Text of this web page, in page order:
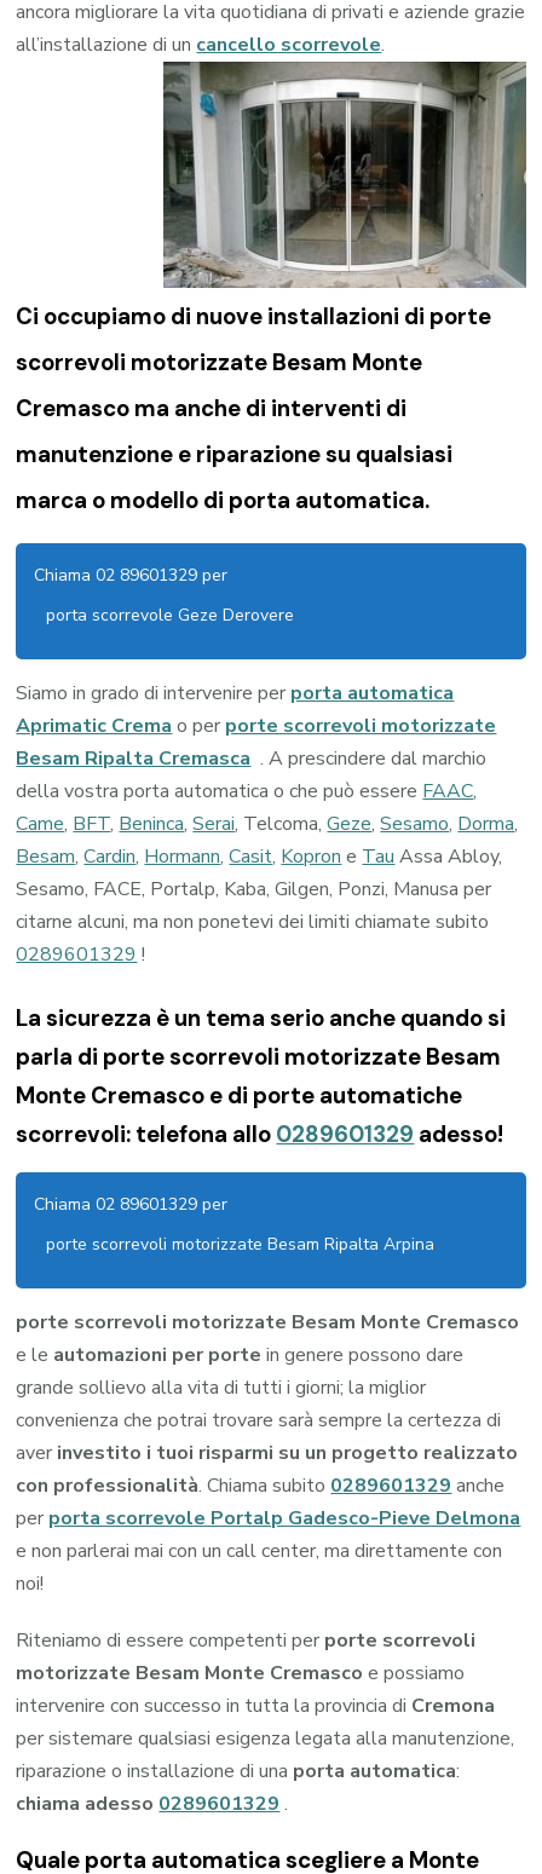
ancora migliorare la vita quotidiana di privati e aziende grazie
all’installazione di un cancello scorrevole.
Ci occupiamo di nuove installazioni di porte
scorrevoli motorizzate Besam Monte
Cremasco ma anche di interventi di
manutenzione e riparazione su qualsiasi
marca o modello di porta automatica.
Chiama 02 89601329 per
porta scorrevole Geze Derovere
Siamo in grado di intervenire per porta automatica
Aprimatic Cremao per porte scorrevoli motorizzate
Besam Ripalta Cremasca . A prescindere dal marchio
della vostra porta automatica o che può essereFAAC,
Came,BFT,Beninca,Serai, Telcoma,Geze,Sesamo,Dorma,
Besam,Cardin,Hormann,Casit,KoproneTauAssa Abloy,
Sesamo, FACE, Portalp, Kaba, Gilgen, Ponzi, Manusa per
citarne alcuni, ma non ponetevi dei limiti chiamate subito
0289601329!
La sicurezza è un tema serio anche quando si
parla di porte scorrevoli motorizzate Besam
Monte Cremasco e di porte automatiche
scorrevoli: telefona allo 0289601329 adesso!
Chiama 02 89601329 per
porte scorrevoli motorizzate Besam Ripalta Arpina
porte scorrevoli motorizzate Besam Monte Cremasco
e le automazioni per portein genere possono dare
grande sollievo alla vita di tutti i giorni; la miglior
convenienza che potrai trovare sarà sempre la certezza di
aver investito i tuoi risparmi su un progetto realizzato
con professionalità. Chiama subito 0289601329 anche
per porta scorrevole Portalp Gadesco-Pieve Delmona
e non parlerai mai con un call center, ma direttamente con
noi!
Riteniamo di essere competenti per porte scorrevoli
motorizzate Besam Monte Cremasco e possiamo
intervenire con successo in tutta la provincia di Cremona
per sistemare qualsiasi esigenza legata alla manutenzione,
riparazione o installazione di una porta automatica:
chiama adesso 0289601329 .
Quale porta automatica scegliere a Monte